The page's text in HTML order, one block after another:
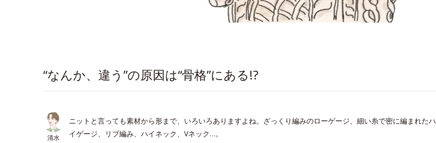
“なんか、違う”の原因は“骨格”にある!?
清水
ニットと言っても素材から形まで、いろいろありますよね。ざっくり編みのローゲージ、細い糸で密に編まれたハ
イゲージ、リブ編み、ハイネック、Vネック…。